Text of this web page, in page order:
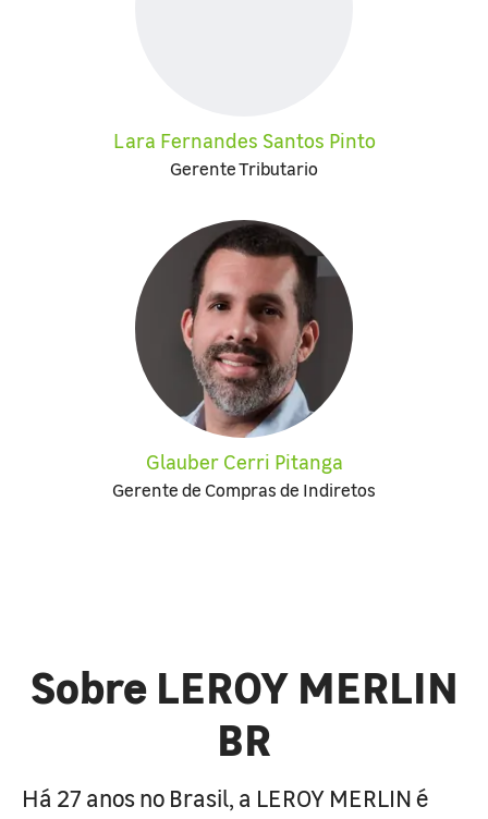
Lara Fernandes Santos Pinto
Gerente Tributario
Glauber Cerri Pitanga
Gerente de Compras de Indiretos
Sobre LEROY MERLIN
BR
Há 27 anos no Brasil, a LEROY MERLIN é